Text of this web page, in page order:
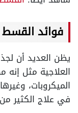
فوائد
يظن العديد أن
العلاجية مثل إنه
الميكروبات،
في علاج الكثير